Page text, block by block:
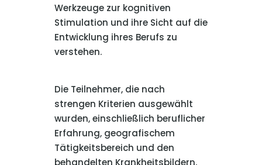
Werkzeuge zur kognitiven
Stimulation und ihre Sicht auf die
Entwicklung ihres Berufs zu
verstehen.
Die Teilnehmer, die nach
strengen Kriterien ausgewählt
wurden, einschließlich beruflicher
Erfahrung, geografischem
Tätigkeitsbereich und den
behandelten Krankheitsbildern,